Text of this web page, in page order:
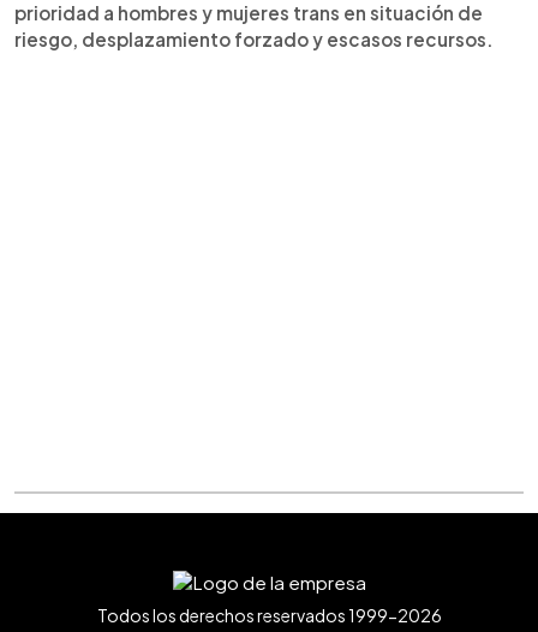
prioridad a hombres y mujeres trans en situación de
riesgo, desplazamiento forzado y escasos recursos.
Todos los derechos reservados 1999-2026